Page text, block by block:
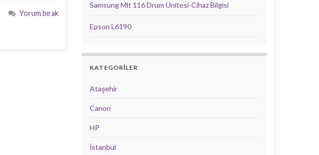
Yorum bırak
Samsung Mlt 116 Drum Ünitesi-Cihaz Bilgisi
Epson L6190
KATEGORILER
Ataşehir
Canon
HP
İstanbul